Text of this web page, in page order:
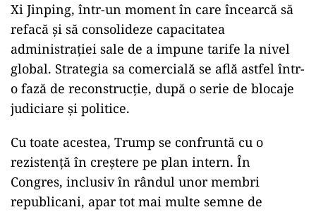
Xi Jinping, într-un moment în care încearcă să
refacă și să consolideze capacitatea
administrației sale de a impune tarife la nivel
global. Strategia sa comercială se află astfel într-
o fază de reconstrucție, după o serie de blocaje
judiciare și politice.
Cu toate acestea, Trump se confruntă cu o
rezistență în creștere pe plan intern. În
Congres, inclusiv în rândul unor membri
republicani, apar tot mai multe semne de